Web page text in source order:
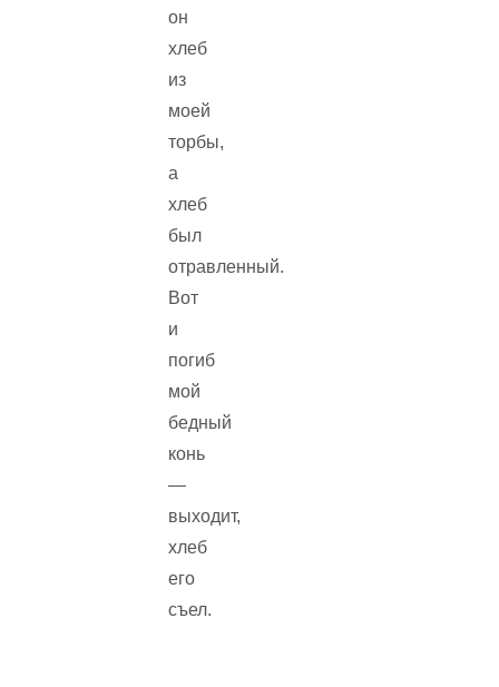
он
хлеб
из
моей
торбы,
а
хлеб
был
отравленный.
Вот
и
погиб
мой
бедный
конь
—
выходит,
хлеб
его
съел.